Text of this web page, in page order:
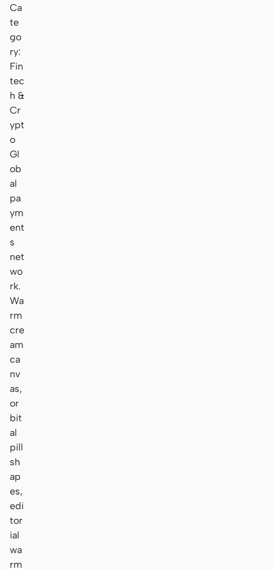
Ca
te
go
ry:
Fin
tec
h &
Cr
ypt
o
Gl
ob
al
pa
ym
ent
s
net
wo
rk.
Wa
rm
cre
am
ca
nv
as,
or
bit
al
pill
sh
ap
es,
edi
tor
ial
wa
rm